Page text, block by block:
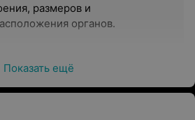
размеров и
органов.
Показать ещё